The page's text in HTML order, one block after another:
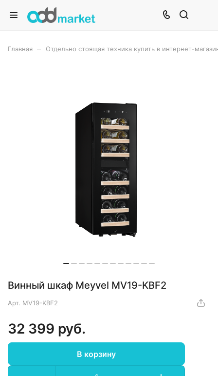
Главная Отдельно стоящая техника купить в интернет-
Винный шкаф Meyvel MV19-KBF2
Арт. MV19-KBF2
32 399 руб.
В корзину